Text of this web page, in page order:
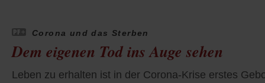
Corona und das Sterben
Dem eigenen Tod ins Auge sehen
Leben zu erhalten ist in der Corona-Krise erstes